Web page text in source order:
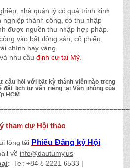
nhà quản lý có quá trình kinh
nghiệp thành công, có thu nhập
được nguồn thu nhập hợp pháp.
vào bất động sản, cổ phiếu,
chính hay vàng.
nhu cầu định cư tại Mỹ.
câu hỏi với bất kỳ thành viên nào trong
đặt lịch tư vấn riêng tại Văn phòng của
tham dự Hội thảo
lòng tải Phiếu Đăng ký Hội
về info@dautumy.us
: Tel: +84 8 2221 6533 |